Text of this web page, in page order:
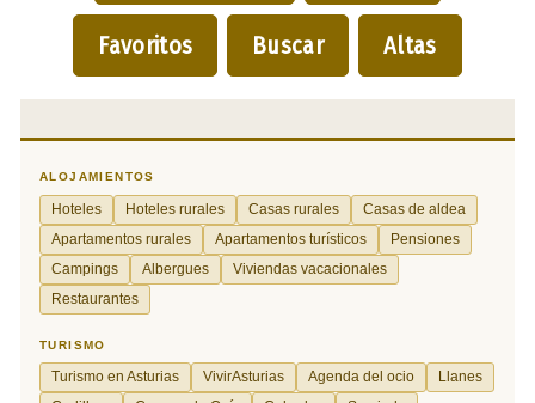
Favoritos Buscar Altas